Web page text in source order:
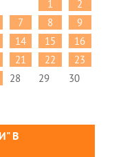
1
2
7 8
9
14 15
16
21 22
23
28 29 30
В